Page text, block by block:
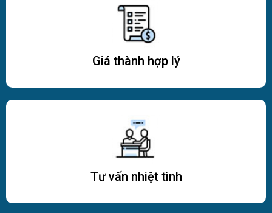
Giá thành hợp lý
Tư vấn nhiệt tình